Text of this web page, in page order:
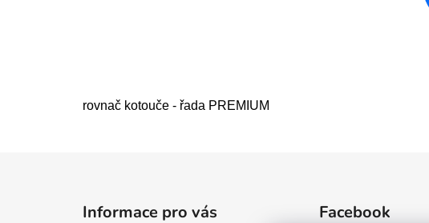
rovnač kotouče - řada PREMIUM
Informace pro vás Facebook